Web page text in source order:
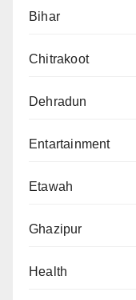
Bihar
Chitrakoot
Dehradun
Entartainment
Etawah
Ghazipur
Health